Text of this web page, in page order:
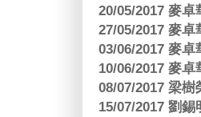
20/05/2017 麥
27/05/2017 麥
03/06/2017 麥
10/06/2017 麥
08/07/2017 梁
15/07/2017 劉